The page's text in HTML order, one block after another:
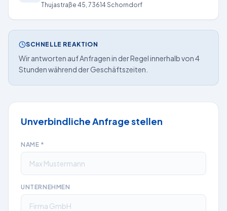
Thujastraße 45, 73614 Schorndorf
SCHNELLE REAKTION
Wir antworten auf Anfragen in der Regel innerhalb von 4
Stunden während der Geschäftszeiten.
Unverbindliche Anfrage stellen
NAME *
UNTERNEHMEN